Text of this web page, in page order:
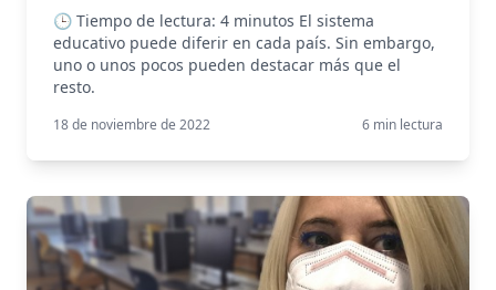
🕒 Tiempo de lectura: 4 minutos El sistema
educativo puede diferir en cada país. Sin embargo,
uno o unos pocos pueden destacar más que el
resto.
18 de noviembre de 2022 6 min lectura